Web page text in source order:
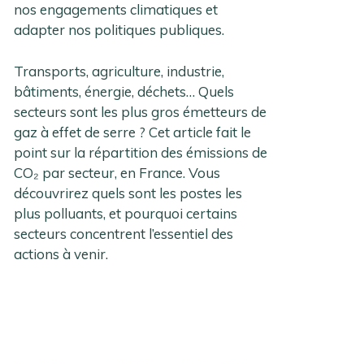
nos engagements climatiques et
adapter nos politiques publiques.
Transports, agriculture, industrie,
bâtiments, énergie, déchets… Quels
secteurs sont les plus gros émetteurs de
gaz à effet de serre ? Cet article fait le
point sur la répartition des émissions de
CO₂ par secteur, en France. Vous
découvrirez quels sont les postes les
plus polluants, et pourquoi certains
secteurs concentrent l’essentiel des
actions à venir.